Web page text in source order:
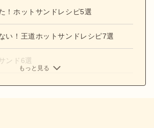
！ホットサンドレシピ5選
い！王道ホットサンドレシピ7選
ンド6選
もっと見る